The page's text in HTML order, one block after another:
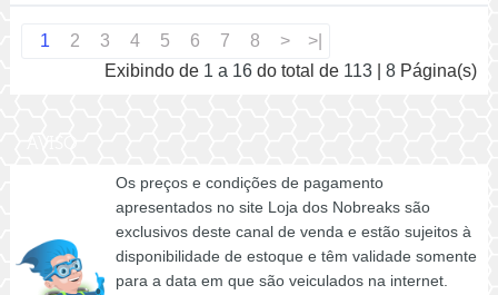
1 2 3 4 5 6 7 8 >
>|
Exibindo de 1 a 16 do total de 113 8 Página(s)
Os preços e condições de pagamento
apresentados no site Loja dos Nobreaks são
exclusivos deste canal de venda e estão sujeitos à
disponibilidade de estoque e têm validade somente
para a data em que são veiculados na internet.